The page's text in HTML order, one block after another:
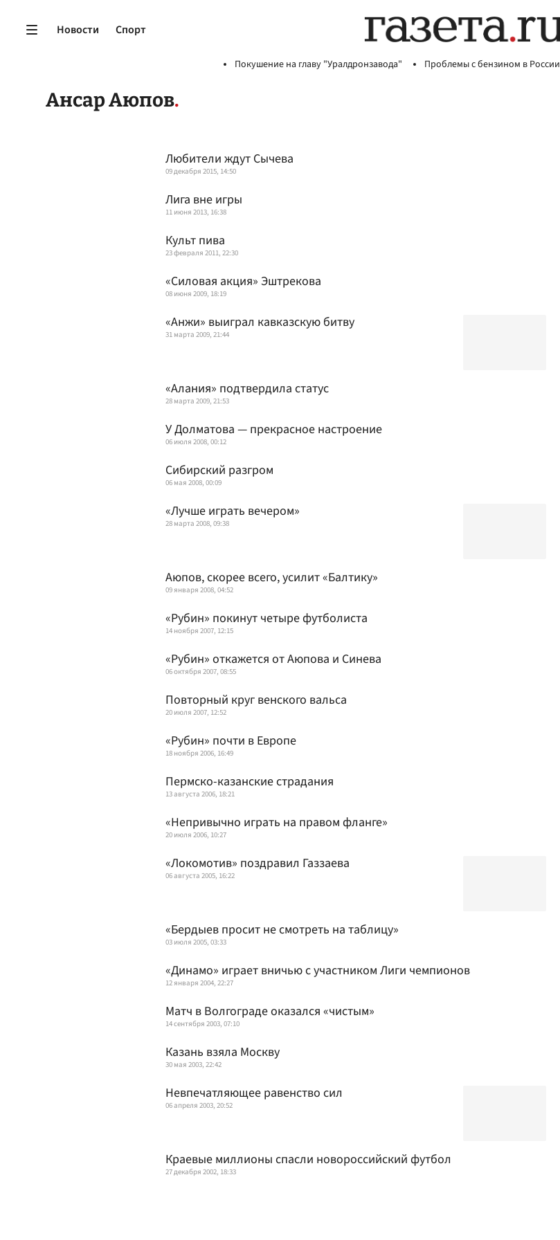
Новости Спорт
Покушение на главу "Уралдронзавода" Проблемы с бензином в России
Ансар Аюпов
Любители ждут Сычева
09 декабря 2015, 14:50
Лига вне игры
11 июня 2013, 16:38
Культ пива
23 февраля 2011, 22:30
«Силовая акция» Эштрекова
08 июня 2009, 18:19
«Анжи» выиграл кавказскую битву
31 марта 2009, 21:44
«Алания» подтвердила статус
28 марта 2009, 21:53
У Долматова — прекрасное настроение
06 июля 2008, 00:12
Сибирский разгром
06 мая 2008, 00:09
«Лучше играть вечером»
28 марта 2008, 09:38
Аюпов, скорее всего, усилит «Балтику»
09 января 2008, 04:52
«Рубин» покинут четыре футболиста
14 ноября 2007, 12:15
«Рубин» откажется от Аюпова и Синева
06 октября 2007, 08:55
Повторный круг венского вальса
20 июля 2007, 12:52
«Рубин» почти в Европе
18 ноября 2006, 16:49
Пермско-казанские страдания
13 августа 2006, 18:21
«Непривычно играть на правом фланге»
20 июля 2006, 10:27
«Локомотив» поздравил Газзаева
06 августа 2005, 16:22
«Бердыев просит не смотреть на таблицу»
03 июля 2005, 03:33
«Динамо» играет вничью с участником Лиги чемпионов
12 января 2004, 22:27
Матч в Волгограде оказался «чистым»
14 сентября 2003, 07:10
Казань взяла Москву
30 мая 2003, 22:42
Невпечатляющее равенство сил
06 апреля 2003, 20:52
Краевые миллионы спасли новороссийский футбол
27 декабря 2002, 18:33